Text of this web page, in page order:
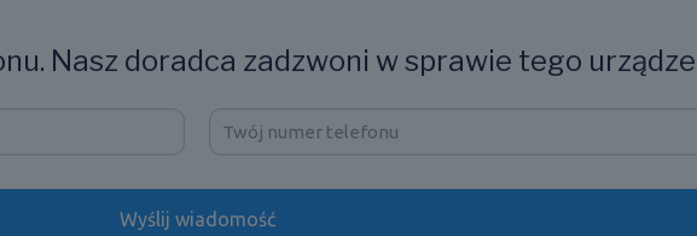
Nasz doradca zadzwoni w sprawie tego